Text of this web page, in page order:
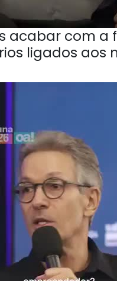
acabar com a
ligados aos